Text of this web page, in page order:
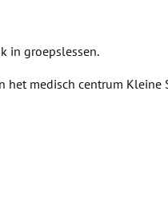
in groepslessen.
medisch centrum Kleine